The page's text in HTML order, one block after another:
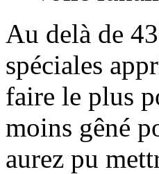
Au delà de
spéciales
faire le plus
moins gêné
aurez pu